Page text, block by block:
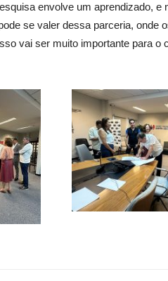
envolve um aprendizado, e
se valer dessa parceria, onde
vai ser muito importante para o